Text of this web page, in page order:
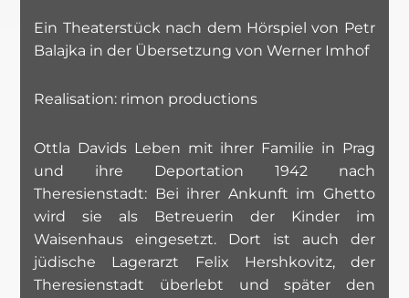
Ein Theaterstück nach dem Hörspiel von Petr
Balajka in der Übersetzung von Werner Imhof
Realisation: rimon productions
Ottla Davids Leben mit ihrer Familie in Prag
und ihre Deportation 1942 nach
Theresienstadt: Bei ihrer Ankunft im Ghetto
wird sie als Betreuerin der Kinder im
Waisenhaus eingesetzt. Dort ist auch der
jüdische Lagerarzt Felix Hershkovitz, der
Theresienstadt überlebt und später den